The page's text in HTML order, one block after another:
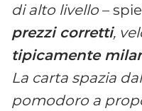
di alto livello –
prezzi corretti,
tipicamente
La carta spazia
pomodoro a